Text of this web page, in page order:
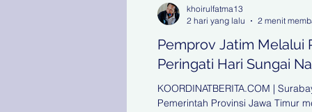
Pemprov Jatim Melalui
Peringati Hari Sungai
KOORDINATBERITA.COM |
Pemerintah Provinsi Jawa Timur
khoirulfatma13
2 hari yang lalu
2 menit